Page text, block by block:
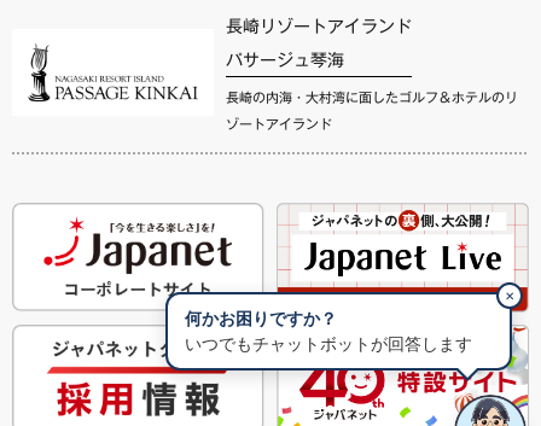
長崎リゾートアイランド
パサージュ琴海
長崎の内海・大村湾に面したゴルフ＆ホテルのリ
ゾートアイランド
何かお困りですか？
いつでもチャットボットが回答します
✕